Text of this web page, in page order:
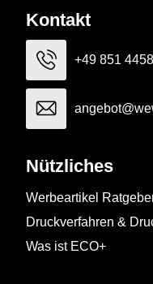
Kontakt
+49 851
Nützliches
Werbeartikel
Druckverfahren &
Was ist ECO+